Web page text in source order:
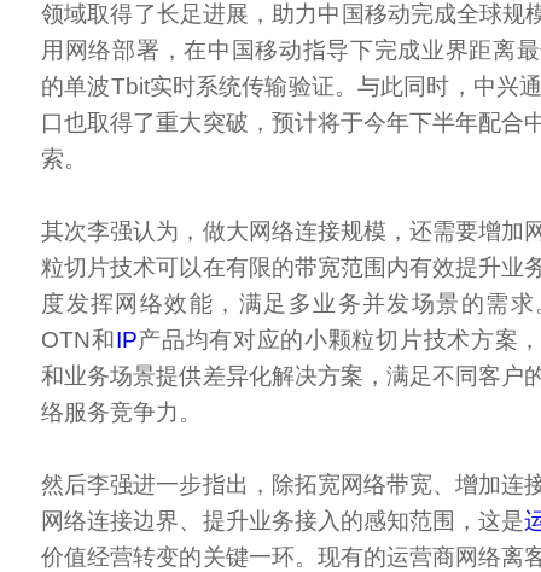
领域取得了长足进展，助力中国移动完成全球规
用网络部署，在中国移动指导下完成业界距离
的单波Tbit实时系统传输验证。与此同时，中兴
口也取得了重大突破，预计将于今年下半年配合
索。
其次李强认为，做大网络连接规模，还需要增加
粒切片技术可以在有限的带宽范围内有效提升业
度发挥网络效能，满足多业务并发场景的需
OTN和IP产品均有对应的小颗粒切片技术方案
和业务场景提供差异化解决方案，满足不同客户
络服务竞争力。
然后李强进一步指出，除拓宽网络带宽、增加连
网络连接边界、提升业务接入的感知范围，这是
价值经营转变的关键一环。现有的运营商网络离